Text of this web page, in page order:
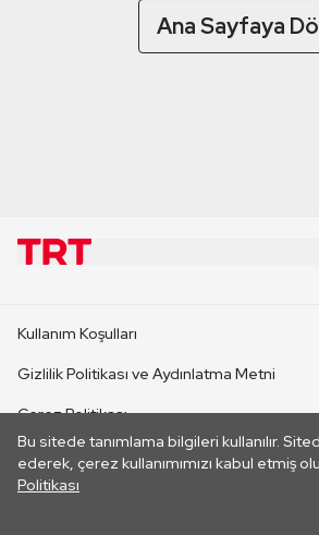
Ana Sayfaya
Bu sitede tanımlama bilgileri kullanılır.
ederek, çerez kullanımımızı kabul etmiş
Politikası
CANLI YAYINLAR
Kullanım Koşulları
Gizlilik Politikası ve Aydınlatma Metni
Çerez Politikası
İletişim
Her hakkı saklıdır. ©2026 TRT.